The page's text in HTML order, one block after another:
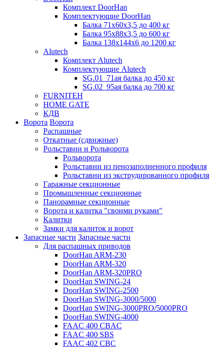
Комплект DoorHan
Комплектующие DoorHan
Балка 71х60х3,5 до 400 кг
Балка 95х88х3,5 до 600 кг
Балка 138х144х6 до 1200 кг
Alutech
Комплект Alutech
Комплектующие Alutech
SG.01_71ая балка до 450 кг
SG.02_95ая балка до 700 кг
FURNITEH
HOME GATE
КДВ
Ворота Ворота
Распашные
Откатные (сдвижные)
Рольставни и Рольворота
Рольворота
Рольставни из пенозаполненного профиля
Рольставни из экструдированного профиля
Гаражные секционные
Промышленные секционные
Панорамные секционные
Ворота и калитка "своими руками"
Калитки
Замки для калиток и ворот
Запасные части Запасные части
Для распашных приводов
DoorHan ARM-230
DoorHan ARM-320
DoorHan ARM-320PRO
DoorHan SWING-24
DoorHan SWING-2500
DoorHan SWING-3000/5000
DoorHan SWING-3000PRO/5000PRO
DoorHan SWING-4000
FAAC 400 CBAC
FAAC 400 SBS
FAAC 402 CBC